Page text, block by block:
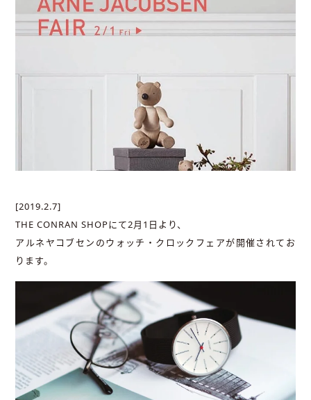
[2019.2.7]
THE CONRAN SHOPにて2月1日より、
アルネヤコブセンのウォッチ・クロックフェアが開催されてお
ります。